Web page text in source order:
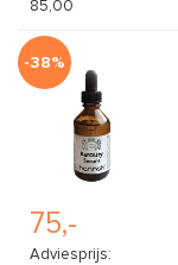
85,00
-38%
75,-
Adviesprijs: